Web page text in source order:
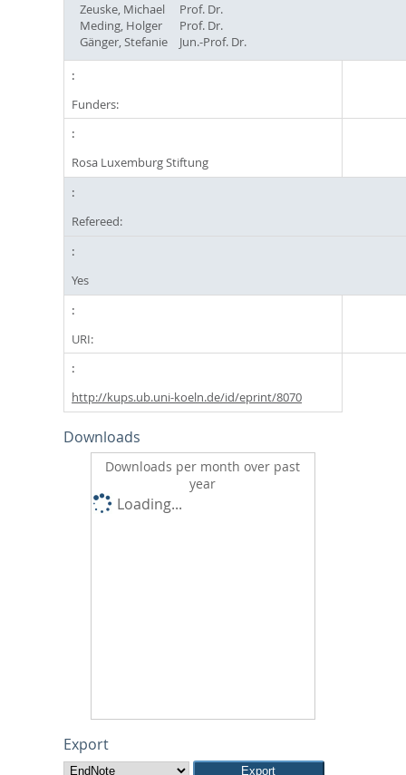
Zeuske, Michael
Prof. Dr.
Meding, Holger
Prof. Dr.
Gänger, Stefanie
Jun.-Prof. Dr.
Funders:
Rosa Luxemburg Stiftung
Refereed:
Yes
URI:
http://kups.ub.uni-koeln.de/id/eprint/8070
Downloads
Downloads per month over past
year
Loading...
Export